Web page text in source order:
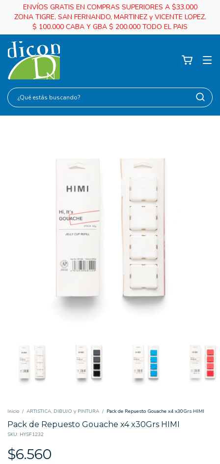
ENVÍOS GRATIS EN COMPRAS SUPERIORES A $33.000
ZONA TIGRE, SAN FERNANDO, MARTINEZ y VICENTE LOPEZ.
$ 100.000 CABA Y GBA $ 200.000 TODO EL PAIS
Inicio / ARTISTICA, DIBUJO y PINTURA / Pack de Repuesto Gouache x4 x30Grs HIMI
Pack de Repuesto Gouache x4 x30Grs HIMI
SKU: HYSF1232
$6.560